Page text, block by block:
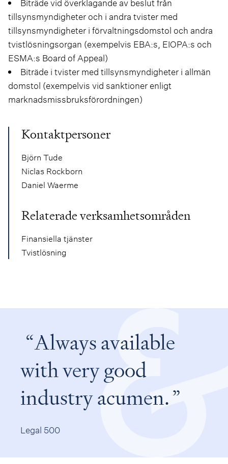
Biträde vid överklagande av beslut från
tillsynsmyndigheter och i andra tvister med
tillsynsmyndigheter i förvaltningsdomstol och andra
tvistlösningsorgan (exempelvis EBA:s, EIOPA:s och
ESMA:s Board of Appeal)
Biträde i tvister med tillsynsmyndigheter i allmän
domstol (exempelvis vid sanktioner enligt
marknadsmissbruksförordningen)
Kontaktpersoner
Björn Tude
Niclas Rockborn
Daniel Waerme
Relaterade verksamhetsområden
Finansiella tjänster
Tvistlösning
Always available
with very good
industry acumen.
Legal 500